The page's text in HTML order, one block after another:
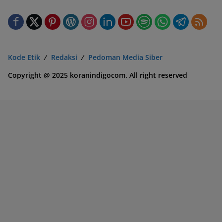
Kode Etik Redaksi
Pedoman Media Siber
Copyright @ 2025 koranindigocom. All right reserved